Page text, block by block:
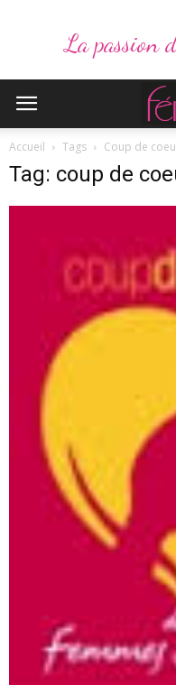
La passion
Accueil Tags Coup de
Tag: coup de